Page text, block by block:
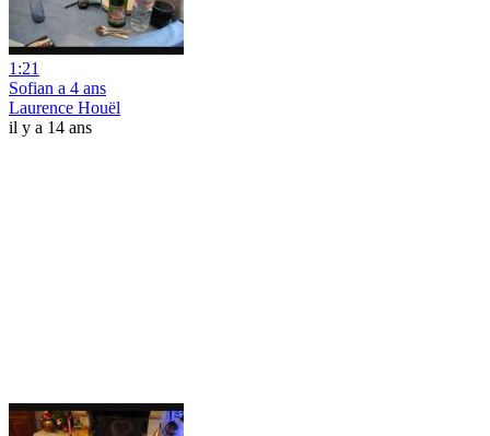
1:21
Sofian a 4 ans
Laurence Houël
il y a 14 ans